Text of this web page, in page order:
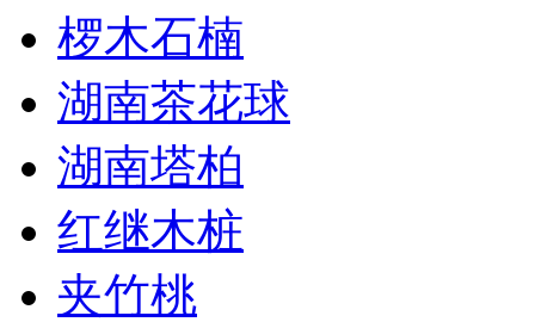
椤木石楠
湖南茶花球
湖南塔柏
红继木桩
夹竹桃